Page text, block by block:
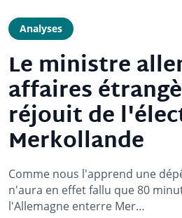
Analyses
Le ministre
affaires
réjouit de
Merkollande
Comme nous l'apprend une
n'aura en effet fallu que 80
l'Allemagne enterre Mer…